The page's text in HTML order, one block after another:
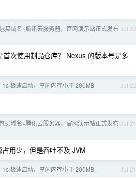
Jul 22
买域名+腾讯云服务器，官网演示站正式发布
次使用制品仓库？ Nexus 的版本号是多
Jul 22
极速启动，空闲内存小于 200MB
Jul 21
买域名+腾讯云服务器，官网演示站正式发布
占用少，但是吞吐不及 JVM
Jul 21
极速启动，空闲内存小于 200MB